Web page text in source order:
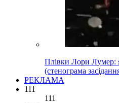
Плівки Лори Лумер:
(стенограма
РЕКЛАМА
111
111